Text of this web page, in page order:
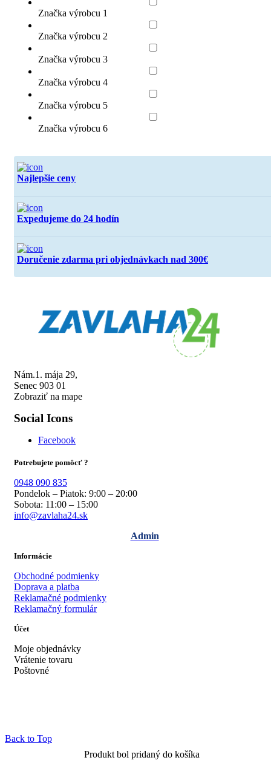
Značka výrobcu 1
Značka výrobcu 2
Značka výrobcu 3
Značka výrobcu 4
Značka výrobcu 5
Značka výrobcu 6
Najlepšie ceny
Expedujeme do 24 hodín
Doručenie zdarma pri objednávkach nad 300€
Nám.1. mája 29,
Senec 903 01
Zobraziť na mape
Social Icons
Facebook
Potrebujete pomôcť ?
0948 090 835
Pondelok – Piatok: 9:00 – 20:00
Sobota: 11:00 – 15:00
info@zavlaha24.sk
Admin
Informácie
Obchodné podmienky
Doprava a platba
Reklamačné podmienky
Reklamačný formulár
Účet
Moje objednávky
Vrátenie tovaru
Poštovné
Back to Top
Produkt bol pridaný do košíka